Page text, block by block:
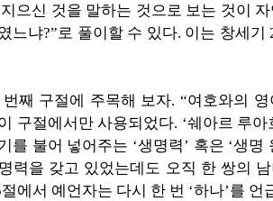
으신 것을 말하는 것으로 보는 것이
느냐?”로 풀이할 수 있다. 이는 창세
째 구절에 주목해 보자. “여호와의
구절에서만 사용되었다. ‘쉐아르 루
를 불어 넣어주는 ‘생명력’ 혹은 ‘생
력을 갖고 있었는데도 오직 한 쌍의
에서 예언자는 다시 한 번 ‘하나’를